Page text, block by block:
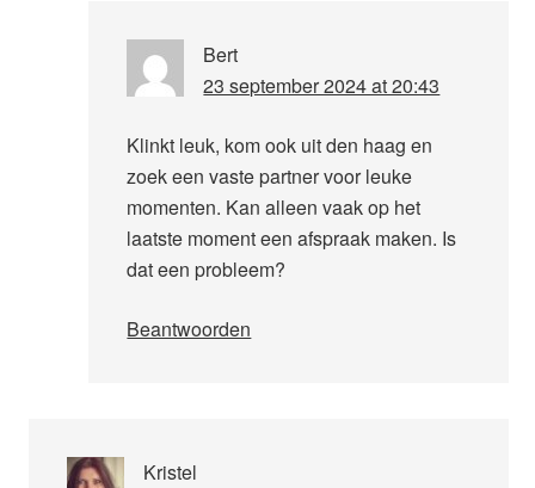
Bert
23 september 2024 at 20:43
Klinkt leuk, kom ook uit den haag en
zoek een vaste partner voor leuke
momenten. Kan alleen vaak op het
laatste moment een afspraak maken. Is
dat een probleem?
Beantwoorden
Kristel